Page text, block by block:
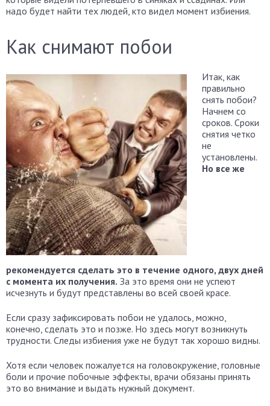
надо будет найти тех людей, кто видел момент избиения.
Как снимают побои
Итак, как
правильно
снять побои?
Начнем со
сроков. Сроки
снятия четко
не
установлены.
Но все же
рекомендуется сделать это в течение одного, двух дней
с момента их получения. За это время они не успеют
исчезнуть и будут представлены во всей своей красе.
Если сразу зафиксировать побои не удалось, можно,
конечно, сделать это и позже. Но здесь могут возникнуть
трудности. Следы избиения уже не будут так хорошо видны.
Хотя если человек пожалуется на головокружение, головные
боли и прочие побочные эффекты, врачи обязаны принять
это во внимание и выдать нужный документ.